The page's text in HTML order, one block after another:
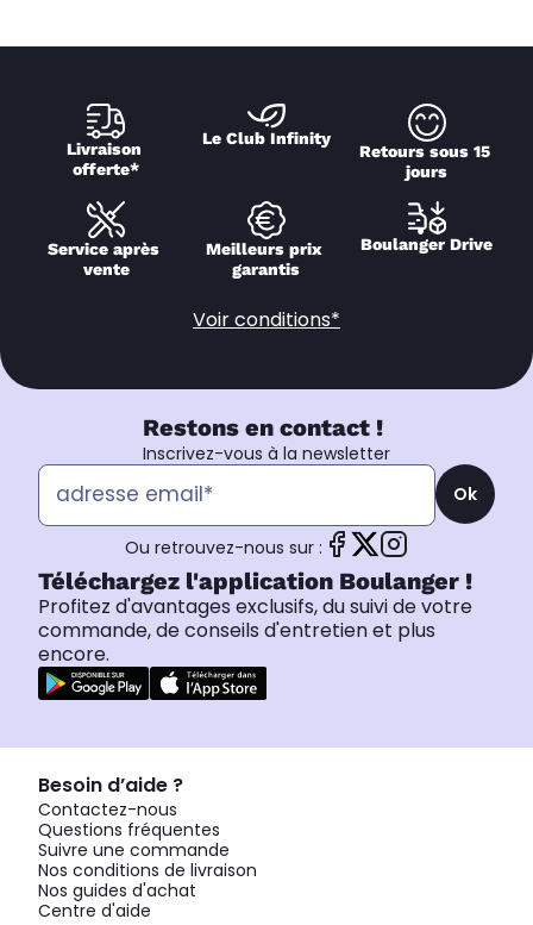
Livraison
offerte*
Le Club Infinity
Retours sous 15
jours
Service après
vente
Meilleurs prix
garantis
Boulanger Drive
Voir conditions*
Restons en contact !
Inscrivez-vous à la newsletter
Ok
Ou retrouvez-nous sur :
Téléchargez l'application Boulanger !
Profitez d'avantages exclusifs, du suivi de votre
commande, de conseils d'entretien et plus
encore.
Besoin d’aide ?
Contactez-nous
Questions fréquentes
Suivre une commande
Nos conditions de livraison
Nos guides d'achat
Centre d'aide